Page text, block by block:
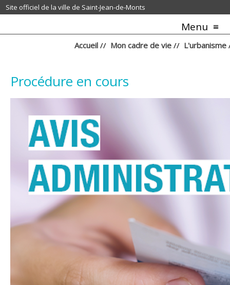
Site officiel de la ville de Saint-Jean-de-Monts
Menu
Accueil // Mon cadre de vie // L'urbanisme
Procédure en cours